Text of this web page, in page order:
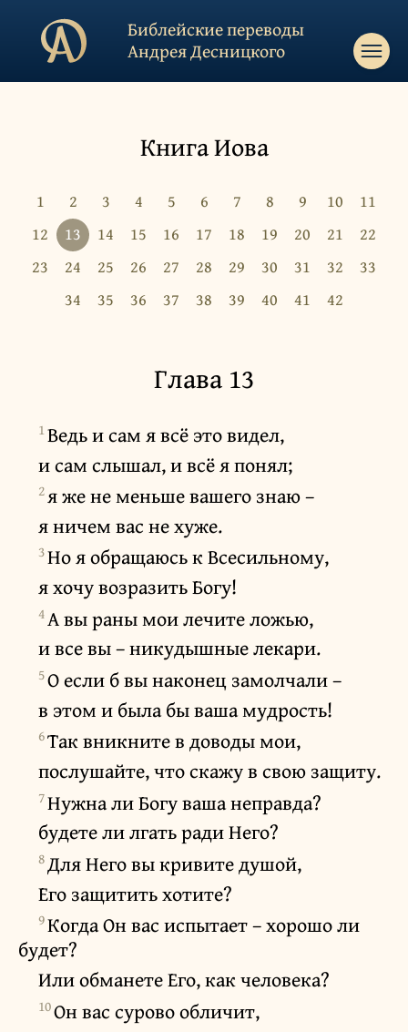
Библейские переводы
Андрея Десницкого
Книга Иова
1 2 3 4 5 6 7 8 9 10
11
12
13 14 15 16 17 18 19 20 21
22
23
24 25 26 27 28 29 30 31 32
33
34
35 36 37 38 39 40 41 42
Глава 13
1Ведь и сам я всё это видел,
и сам слышал, и всё я понял;
2я же не меньше вашего знаю –
я ничем вас не хуже.
3Но я обращаюсь к Всесильному,
я хочу возразить Богу!
4А вы раны мои лечите ложью,
и все вы – никудышные лекари.
5О если б вы наконец замолчали –
в этом и была бы ваша мудрость!
6Так вникните в доводы мои,
послушайте, что скажу в свою защиту.
7Нужна ли Богу ваша неправда?
будете ли лгать ради Него?
8Для Него вы кривите душой,
Его защитить хотите?
9Когда Он вас испытает – хорошо ли
будет?
Или обманете Его, как человека?
10Он вас сурово обличит,